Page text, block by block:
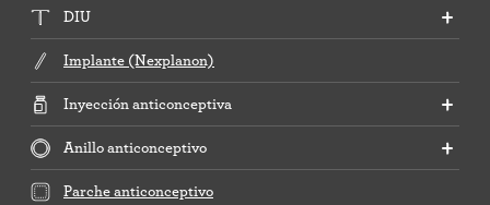
DIU
Implante (Nexplanon)
Inyección anticonceptiva
Anillo anticonceptivo
Parche anticonceptivo